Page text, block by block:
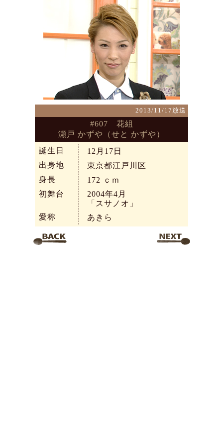
2013/11/17放送
#607 花組
瀬戸 かずや（せと かずや）
誕生日
12月17日
出身地
東京都江戸川区
身長
172
ｃｍ
初舞台
2004年4月
「スサノオ」
愛称
あきら